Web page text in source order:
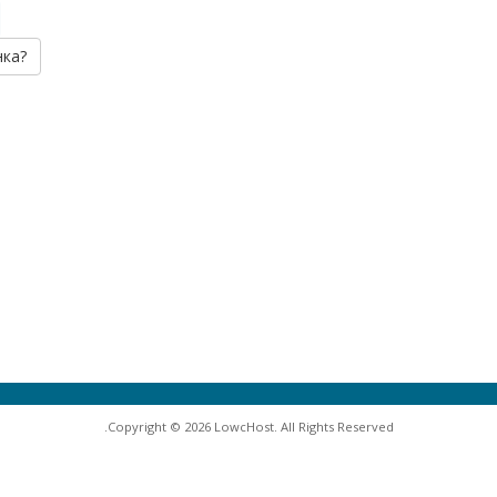
Copyright © 2026 LowcHost. All Rights Reserved.